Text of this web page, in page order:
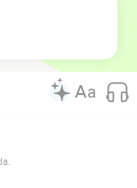
contre elle et